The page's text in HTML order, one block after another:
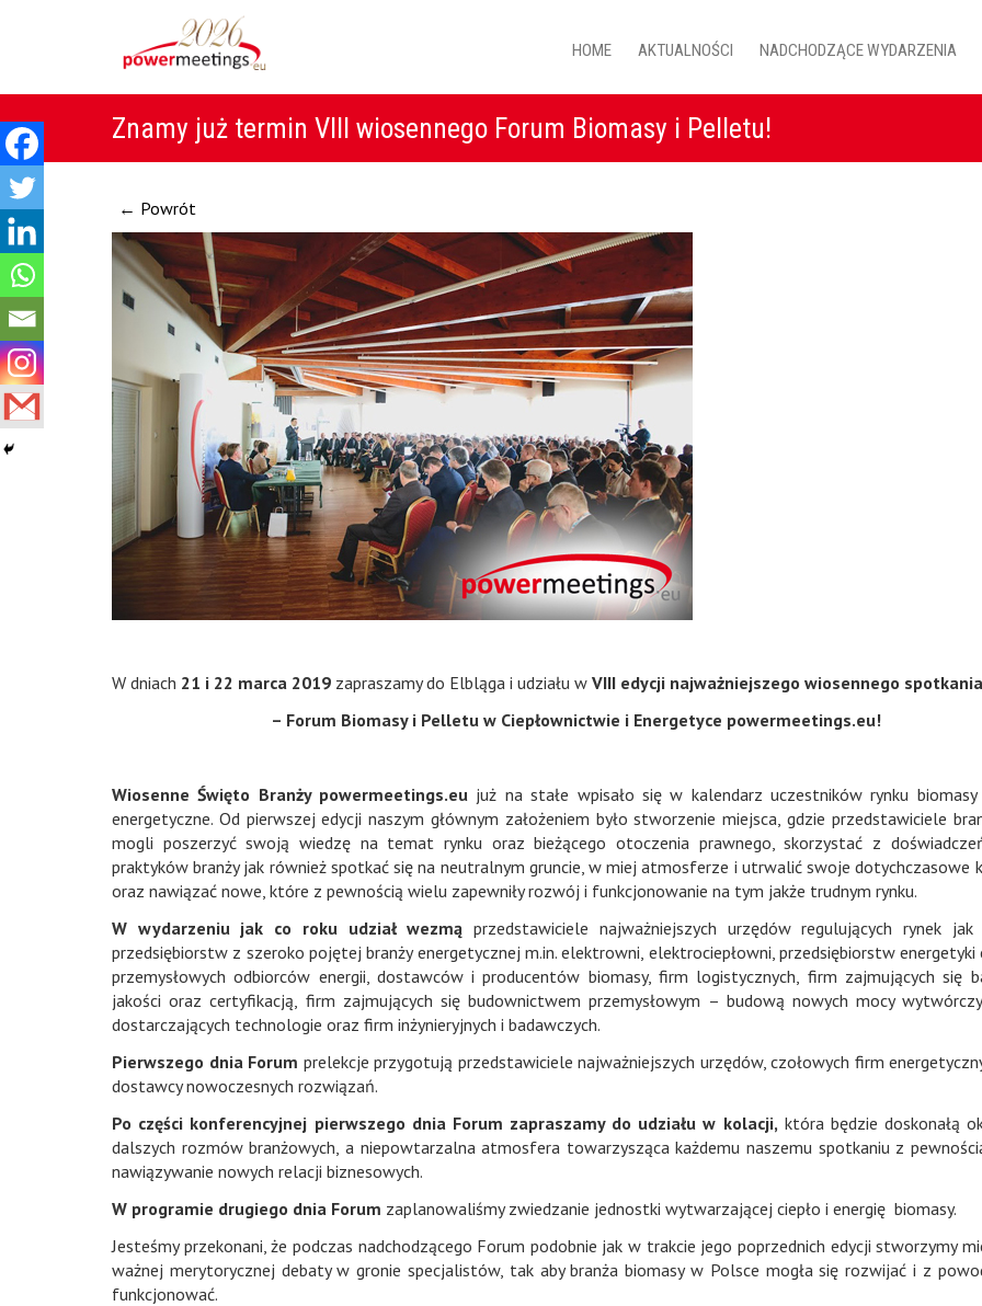
HOME AKTUALNOŚCI NADCHODZĄCE WYDARZENIA
Znamy już termin VIII wiosennego Forum Biomasy i Pelletu!
← Powrót
W dniach 21 i 22 marca 2019 zapraszamy do Elbląga i udziału wVIII edycji najważniejszego wiosennego
– Forum Biomasy i Pelletu w Ciepłownictwie i Energetyce powermeetings.eu!
Wiosenne Święto Branży powermeetings.eu już na stałe wpisało się w kalendarz uczestników rynku
energetyczne. Od pierwszej edycji naszym głównym założeniem było stworzenie miejsca, gdzie przedstawiciele
mogli poszerzyć swoją wiedzę na temat rynku oraz bieżącego otoczenia prawnego, skorzystać z
praktyków branży jak również spotkać się na neutralnym gruncie, w miej atmosferze i utrwalić swoje dotychczasowe
oraz nawiązać nowe, które z pewnością wielu zapewniły rozwój i funkcjonowanie na tym jakże trudnym rynku.
W wydarzeniu jak co roku udział wezmąprzedstawiciele najważniejszych urzędów regulujących rynek jak
przedsiębiorstw z szeroko pojętej branży energetycznej m.in. elektrowni, elektrociepłowni, przedsiębiorstw energetyki
przemysłowych odbiorców energii, dostawców i producentów biomasy, firm logistycznych, firm zajmujących się
jakości oraz certyfikacją, firm zajmujących się budownictwem przemysłowym – budową nowych mocy
dostarczających technologie oraz firm inżynieryjnych i badawczych.
Pierwszego dnia Forum prelekcje przygotują przedstawiciele najważniejszych urzędów, czołowych firm
dostawcy nowoczesnych rozwiązań.
Po części konferencyjnej pierwszego dnia Forum zapraszamy do udziału w kolacji, która będzie doskonałą
dalszych rozmów branżowych, a niepowtarzalna atmosfera towarzysząca każdemu naszemu spotkaniu z
nawiązywanie nowych relacji biznesowych.
W programie drugiego dnia Forum zaplanowaliśmy zwiedzanie jednostki wytwarzającej ciepło i energię biomasy.
Jesteśmy przekonani, że podczas nadchodzącego Forum podobnie jak w trakcie jego poprzednich edycji stworzymy
ważnej merytorycznej debaty w gronie specjalistów, tak aby branża biomasy w Polsce mogła się rozwijać i z
funkcjonować.